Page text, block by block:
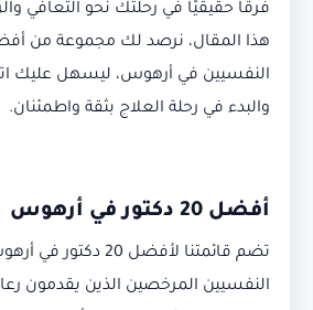
فرقًا حقيقيًا في رحلتك نحو التعافي
هذا المقال، نرصد لك مجموعة من
النفسيين في أرهوس، ليسهل عليك
والبدء في رحلة العلاج بثقة واطمئنان.
أفضل 20 دكتور في أرهوس
تضم قائمتنا لأفضل 20
النفسيين المرخصين الذين يقدمون